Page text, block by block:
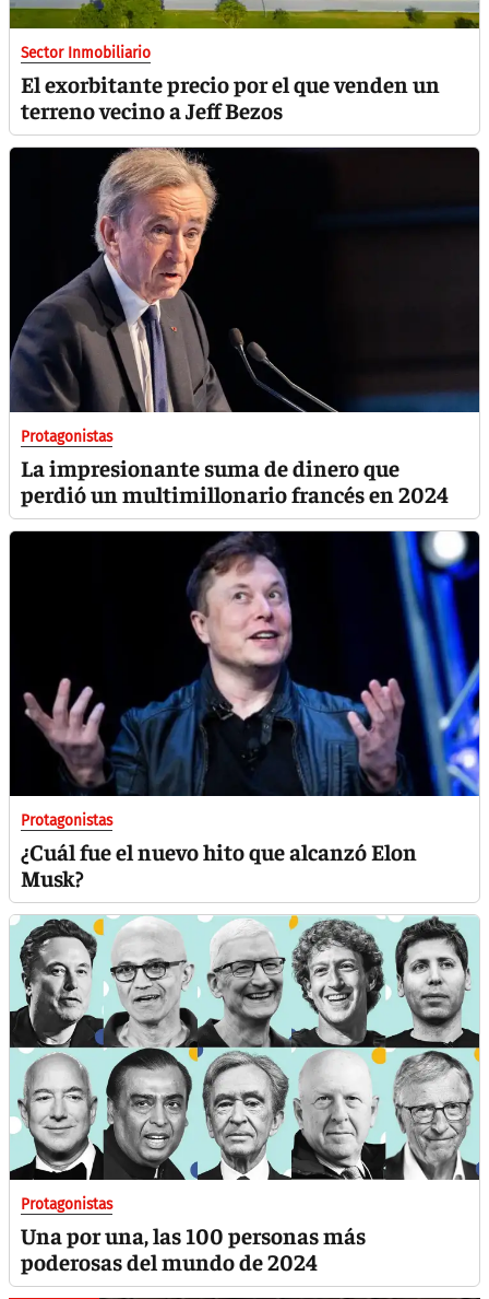
Sector Inmobiliario
El exorbitante precio por el que venden un
terreno vecino a Jeff Bezos
Protagonistas
La impresionante suma de dinero que
perdió un multimillonario francés en 2024
Protagonistas
¿Cuál fue el nuevo hito que alcanzó Elon
Musk?
Protagonistas
Una por una, las 100 personas más
poderosas del mundo de 2024